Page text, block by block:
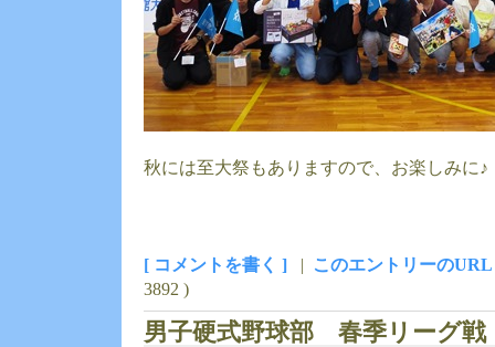
秋には至大祭もありますので、お楽しみに♪
[ コメントを書く ] | このエントリーのURL
3892 )
男子硬式野球部 春季リーグ戦